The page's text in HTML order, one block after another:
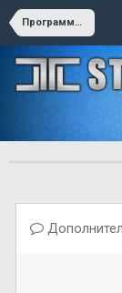
Программщина